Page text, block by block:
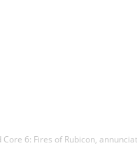
6: Fires of Rubicon,